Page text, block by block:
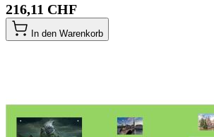
216,11 CHF
In den Warenkorb